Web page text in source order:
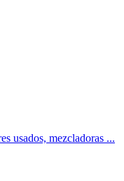
usados, mezcladoras ...